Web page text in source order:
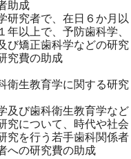
助成
研究者で、在日６か月以
年以上で、予防歯科学、
び矯正歯科学などの研究
究費の助成
衛生教育学に関する研究
及び歯科衛生教育学など
究について、時代や社会
究を行う若手歯科関係者
への研究費の助成